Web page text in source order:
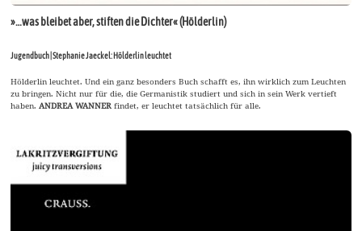
»…was bleibet aber, stiften die Dichter« (Hölderlin)
Jugendbuch | Stephanie Jaeckel: Hölderlin leuchtet
Hölderlin leuchtet. Und ein ganz besonders Buch schafft es, ihn wirklich zum Leuchten
zu bringen. Nicht nur für die, die Germanistik studiert und sich in sein Werk vertieft
haben.ANDREA WANNERfindet, er leuchtet tatsächlich für alle.